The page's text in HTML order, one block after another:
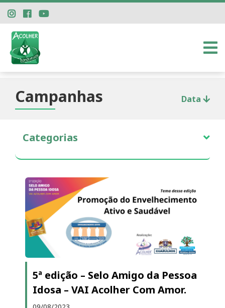
Campanhas Data
5ª edição – Selo Amigo da Pessoa
Idosa – VAI Acolher Com Amor.
Categorias